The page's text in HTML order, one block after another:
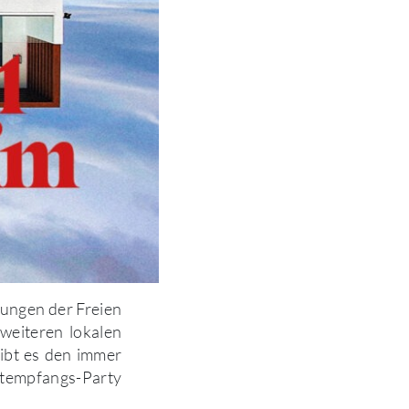
der Freien
lokalen
es den immer
Party